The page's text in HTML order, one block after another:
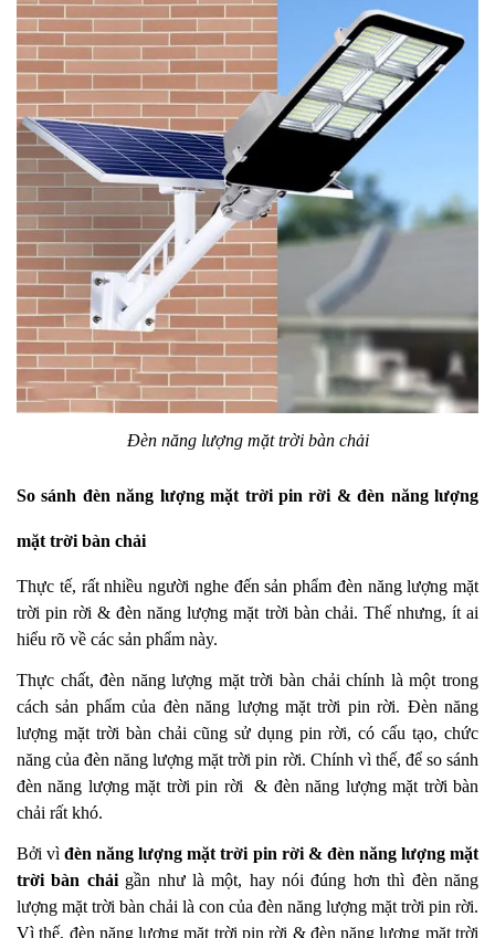
Đèn năng lượng mặt trời bàn chải
So sánh đèn năng lượng mặt trời pin rời & đèn năng lượng
mặt trời bàn chải
Thực tế, rất nhiều người nghe đến sản phẩm đèn năng lượng mặt
trời pin rời & đèn năng lượng mặt trời bàn chải. Thế nhưng, ít ai
hiểu rõ về các sản phẩm này.
Thực chất, đèn năng lượng mặt trời bàn chải chính là một trong
cách sản phẩm của đèn năng lượng mặt trời pin rời. Đèn năng
lượng mặt trời bàn chải cũng sử dụng pin rời, có cấu tạo, chức
năng của đèn năng lượng mặt trời pin rời. Chính vì thế, để so sánh
đèn năng lượng mặt trời pin rời & đèn năng lượng mặt trời bàn
chải rất khó.
Bởi vìđèn năng lượng mặt trời pin rời & đèn năng lượng mặt
trời bàn chảigần như là một, hay nói đúng hơn thì đèn năng
lượng mặt trời bàn chải là con của đèn năng lượng mặt trời pin rời.
Vì thế, đèn năng lượng mặt trời pin rời & đèn năng lượng mặt trời